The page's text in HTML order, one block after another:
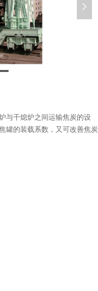
与干熄炉之间运输焦炭的设
罐的装载系数，又可改善焦炭
넲